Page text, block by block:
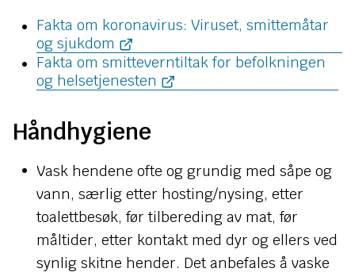
Fakta om koronavirus: Viruset, smittemåtar
og sjukdom
Fakta om smitteverntiltak for befolkningen
og helsetjenesten
Håndhygiene
Vask hendene ofte og grundig med såpe og
vann, særlig etter hosting/nysing, etter
toalettbesøk, før tilbereding av mat, før
måltider, etter kontakt med dyr og ellers ved
synlig skitne hender. Det anbefales å vaske